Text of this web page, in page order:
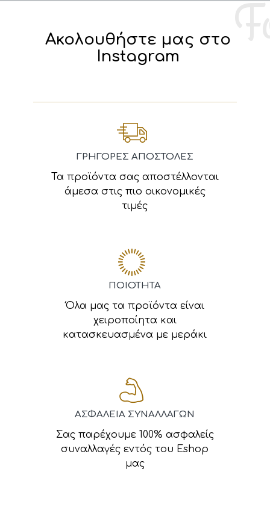
Ακολουθήστε μας στο
Instagram
ΓΡΗΓΟΡΕΣ ΑΠΟΣΤΟΛΕΣ
Τα προϊόντα σας αποστέλλονται
άμεσα στις πιο οικονομικές
τιμές
ΠΟΙΟΤΗΤΑ
Όλα μας τα προϊόντα είναι
χειροποίητα και
κατασκευασμένα με μεράκι
ΑΣΦΑΛΕΙΑ ΣΥΝΑΛΛΑΓΩΝ
Σας παρέχουμε 100% ασφαλείς
συναλλαγές εντός του Eshop
μας